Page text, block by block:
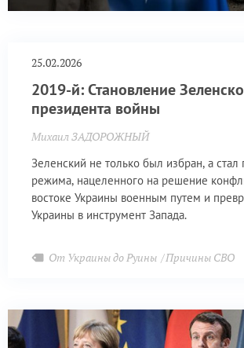
25.02.2026
2019-й: Становление
президента войны
Михаил ЗАДОРОЖНЫЙ
Зеленский не только был избран, а стал
режима, нацеленного на решение
востоке Украины военным путем и
Украины в инструмент Запада.
От Украины до Руины Причины СВО